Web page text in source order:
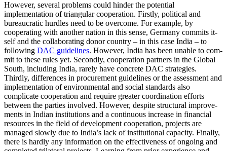
However, several problems could hinder the potential
implementation of triangular cooperation. Firstly, political and
bureau­cratic hurdles need to be overcome. For ex­ample, by
cooperating with another nation in this sense, Germany commits it­
self and the collaborating donor country – in this case India – to
following DAC guide­lines. However, India has been unable to com­
mit to these rules yet. Secondly, co­opera­tion partners in the Global
South, including India, rarely have concrete DAC strategies.
Thirdly, differences in procurement guide­lines or the assessment and
implementation of environmental and social standards also
complicate cooperation and require greater coordination efforts
between the parties involved. How­ever, despite structural im­prove­
ments in Indian institutions and a continuous increase in financial
resources in the field of development cooperation, projects are
managed slowly due to India’s lack of insti­tutional capacity. Finally,
there is hardly any information on the effective­ness of ongoing and